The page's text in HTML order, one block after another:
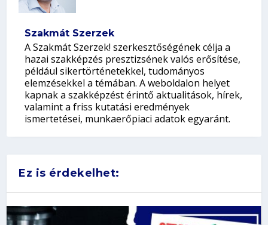
Szakmát Szerzek
A Szakmát Szerzek! szerkesztőségének célja a
hazai szakképzés presztizsének valós erősítése,
például sikertörténetekkel, tudományos
elemzésekkel a témában. A weboldalon helyet
kapnak a szakképzést érintő aktualitások, hírek,
valamint a friss kutatási eredmények
ismertetései, munkaerőpiaci adatok egyaránt.
Ez is érdekelhet: